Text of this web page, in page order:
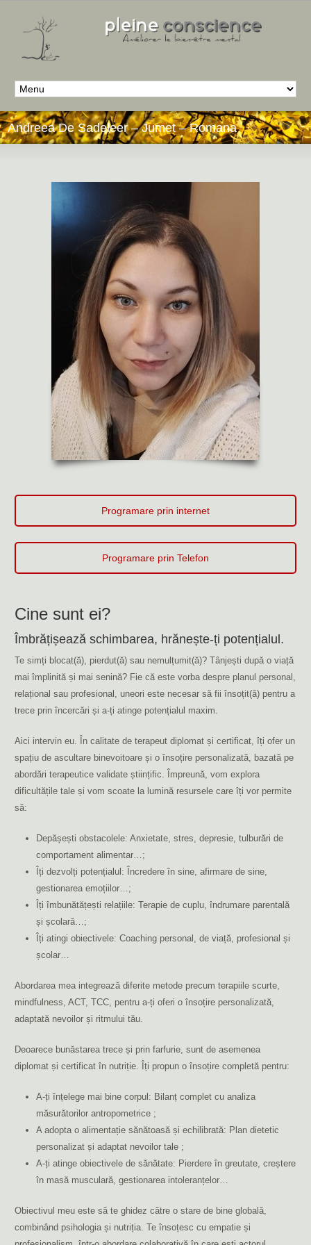
Andreea De Sadeleer – Jumet – Romana
Cine sunt ei?
Îmbrățișează schimbarea, hrănește-ți potențialul.
Te simți blocat(ă), pierdut(ă) sau nemulțumit(ă)? Tânjești după o viață
mai împlinită și mai senină? Fie că este vorba despre planul personal,
relațional sau profesional, uneori este necesar să fii însoțit(ă) pentru a
trece prin încercări și a-ți atinge potențialul maxim.
Aici intervin eu. În calitate de terapeut diplomat și certificat, îți ofer un
spațiu de ascultare binevoitoare și o însoțire personalizată, bazată pe
abordări terapeutice validate științific. Împreună, vom explora
dificultățile tale și vom scoate la lumină resursele care îți vor permite
să:
Depășești obstacolele: Anxietate, stres, depresie, tulburări de
comportament alimentar…;
Îți dezvolți potențialul: Încredere în sine, afirmare de sine,
gestionarea emoțiilor…;
Îți îmbunătățești relațiile: Terapie de cuplu, îndrumare parentală
și școlară…;
Îți atingi obiectivele: Coaching personal, de viață, profesional și
școlar…
Abordarea mea integrează diferite metode precum terapiile scurte,
mindfulness, ACT, TCC, pentru a-ți oferi o însoțire personalizată,
adaptată nevoilor și ritmului tău.
Deoarece bunăstarea trece și prin farfurie, sunt de asemenea
diplomat și certificat în nutriție. Îți propun o însoțire completă pentru:
A-ți înțelege mai bine corpul: Bilanț complet cu analiza
măsurătorilor antropometrice ;
A adopta o alimentație sănătoasă și echilibrată: Plan dietetic
personalizat și adaptat nevoilor tale ;
A-ți atinge obiectivele de sănătate: Pierdere în greutate, creștere
în masă musculară, gestionarea intoleranțelor…
Obiectivul meu este să te ghidez către o stare de bine globală,
combinând psihologia și nutriția. Te însoțesc cu empatie și
Programare prin internet
Programare prin Telefon